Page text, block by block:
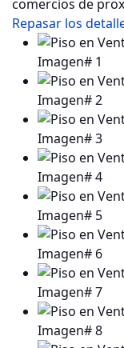
comercios de
Repasar los